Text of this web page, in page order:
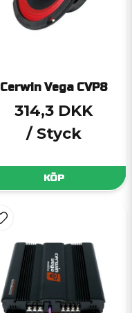
Cerwin Vega CVP8
314,3 DKK
/ Styck
KÖP